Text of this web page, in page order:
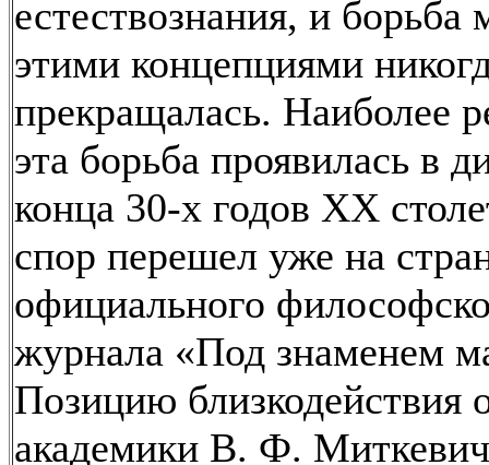
естествознания, и борьба
этими концепциями
прекращалась. Наиболее
эта борьба проявилась в
конца 30-х годов XX
спор перешел уже на
официального
журнала «Под знаменем
Позицию близкодействия
академики В. Ф.